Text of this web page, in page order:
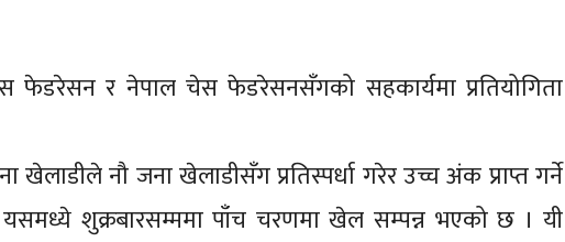
फेडरेसन र नेपाल चेस फेडरेसनसँगको सहकार्यमा प्रतियोगिता
नौ जना खेलाडीसँग प्रतिस्पर्धा गरेर उच्च अंक प्राप्त गर्ने
शुक्रबारसम्ममा पाँच चरणमा खेल सम्पन्न भएको छ । यी